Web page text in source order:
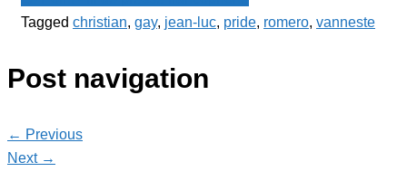
Tagged christian, gay, jean-luc, pride, romero, vanneste
Post navigation
← Previous
Next →